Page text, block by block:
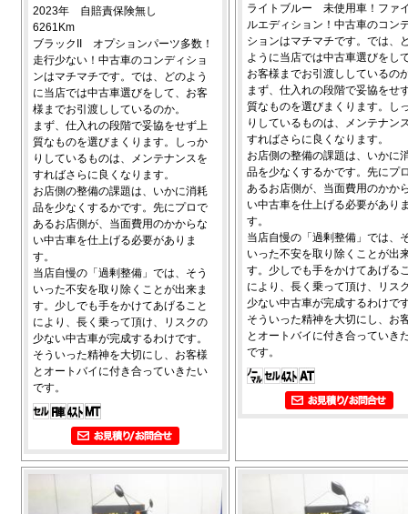
2023年 自賠責保険無し
6261Km
ブラックII オプションパーツ多数！
走行少ない！中古車のコンディショ
ンはマチマチです。では、どのよう
に当店では中古車選びをして、お客
様までお引渡ししているのか。
まず、仕入れの段階で妥協をせず上
質なものを選びまくります。しっか
りしているものは、メンテナンスを
すればさらに良くなります。
お店側の整備の課題は、いかに消耗
品を少なくするかです。先にプロで
あるお店側が、当面費用のかからな
い中古車を仕上げる必要がありま
す。
当店自慢の「過剰整備」では、そう
いった不安を取り除くことが出来ま
す。少しでも手をかけてあげること
により、長く乗って頂け、リスクの
少ない中古車が完成するわけです。
そういった精神を大切にし、お客様
とオートバイに付き合っていきたい
です。
ライトブルー 未使用車！ファ
ルエディション！中古車のコン
ションはマチマチです。では、
ように当店では中古車選びをし
お客様までお引渡ししているの
まず、仕入れの段階で妥協をせ
質なものを選びまくります。し
りしているものは、メンテナン
すればさらに良くなります。
お店側の整備の課題は、いかに
品を少なくするかです。先にプ
あるお店側が、当面費用のかか
い中古車を仕上げる必要があり
す。
当店自慢の「過剰整備」では、
いった不安を取り除くことが出
す。少しでも手をかけてあげる
により、長く乗って頂け、リス
少ない中古車が完成するわけで
そういった精神を大切にし、お
とオートバイに付き合っていき
です。